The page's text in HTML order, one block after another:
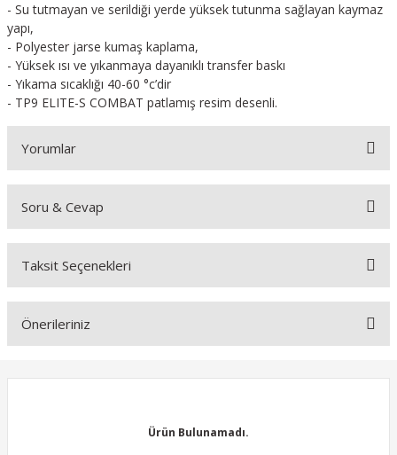
- Su tutmayan ve serildiği yerde yüksek tutunma sağlayan kaymaz
yapı,
- Polyester jarse kumaş kaplama,
- Yüksek ısı ve yıkanmaya dayanıklı transfer baskı
- Yıkama sıcaklığı 40-60 °c’dir
- TP9 ELITE-S COMBAT patlamış resim desenli.
Yorumlar
Bu ürüne ilk yorumu siz yapın!
Soru & Cevap
Ürün hakkında henüz soru sorulmamış.
Taksit Seçenekleri
Önerileriniz
Görüş ve önerileriniz için teşekkür ederiz.
Ürün Bulunamadı.